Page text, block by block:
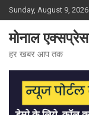
Skip
to
content
Sunday, August 9, 2026
मोनाल एक्सप्रेस
हर खबर आप तक